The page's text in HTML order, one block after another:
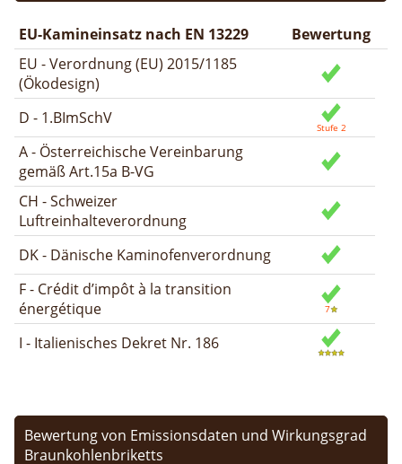
EU-Kamineinsatz nach EN 13229
Bewertung
EU - Verordnung (EU) 2015/1185
(Ökodesign)
D - 1.BImSchV
A - Österreichische Vereinbarung
gemäß Art.15a B-VG
CH - Schweizer
Luftreinhalteverordnung
DK - Dänische Kaminofenverordnung
F - Crédit d’impôt à la transition
énergétique
I - Italienisches Dekret Nr. 186
Bewertung von Emissionsdaten und Wirkungsgrad
Braunkohlenbriketts